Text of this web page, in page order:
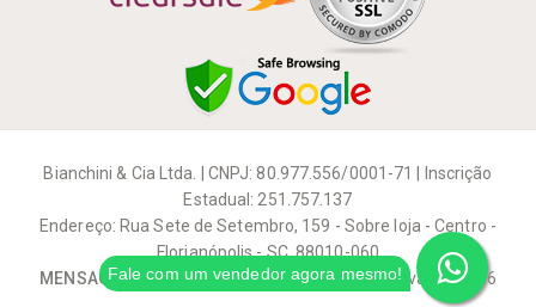
Bianchini & Cia Ltda. | CNPJ: 80.977.556/0001-71 | Inscrição
Estadual: 251.757.137
Endereço: Rua Sete de Setembro, 159 - Sobre loja - Centro -
Florianópolis - SC, 88010-060
MENSAGEIRO MUSICAL| Todos os direitos reservados 2026
Fale com um vendedor agora mesmo!